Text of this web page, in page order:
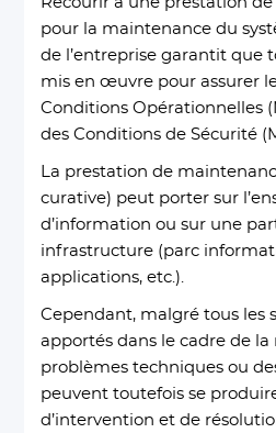
pour la maintenance du
de l’entreprise garantit que
mis en œuvre pour assurer
Conditions Opérationnelles
des Conditions de Sécurité
La prestation de
curative) peut porter sur
d’information ou sur une
infrastructure (parc
applications, etc.).
Cependant, malgré tous les
apportés dans le cadre de
problèmes techniques ou
peuvent toutefois se
d’intervention et de